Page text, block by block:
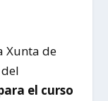
Xunta de
el curso